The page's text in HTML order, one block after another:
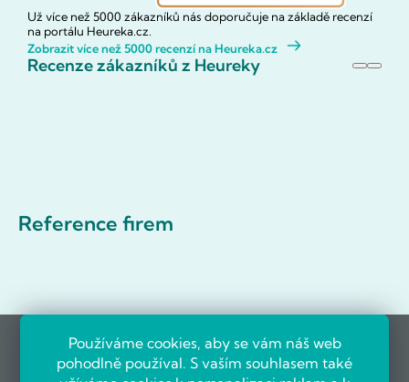
Používáme cookies, aby se vám náš web
pohodlně používal. S vaším souhlasem také
Už více než 5000 zákazníků nás doporučuje na základě recenzí
na portálu Heureka.cz.
Zobrazit více než 5000 recenzí na Heureka.cz
Recenze zákazníků z Heureky
Reference firem